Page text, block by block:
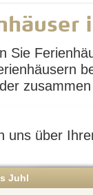
Sie
uns über
Juhl